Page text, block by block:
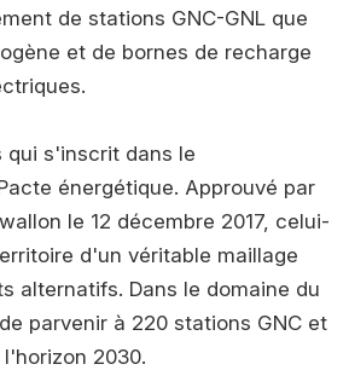
de stations GNC-GNL que
et de bornes de recharge
qui s'inscrit dans le
énergétique. Approuvé par
le 12 décembre 2017, celui-
d'un véritable maillage
alternatifs. Dans le domaine du
parvenir à 220 stations GNC et
2030.